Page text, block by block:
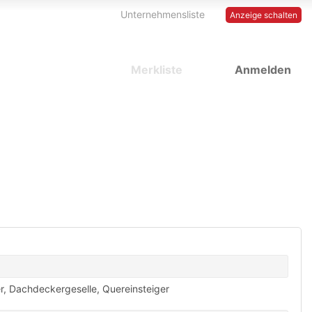
Anzeige schalten
Unternehmensliste
Anmelden
Merkliste
, Dachdeckergeselle, Quereinsteiger